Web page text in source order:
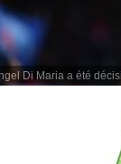
Di Maria a été